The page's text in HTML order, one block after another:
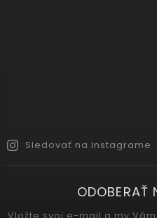
Sledovať na Instagrame
ODOBERAŤ